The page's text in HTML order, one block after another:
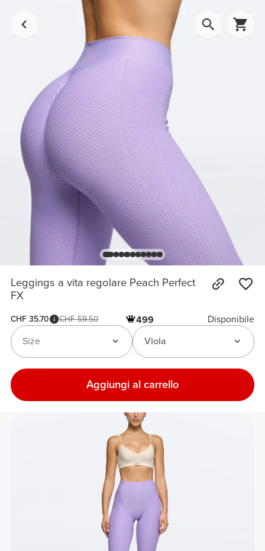
Leggings a vita regolare Peach Perfect
FX
CHF 35.70 CHF 59.50 499
Disponibile
Viola
Size
Aggiungi al carrello